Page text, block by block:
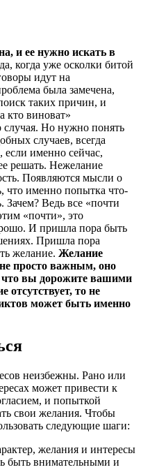
и ее нужно искать в
когда уже осколки битой
идут на
была замечена,
таких причин, и
кто виноват»
случая. Но нужно понять
случаев, всегда
если именно сейчас,
решать. Нежелание
Появляются мысли о
что именно попытка что-
Зачем? Ведь все «почти
«почти», это
И пришла пора быть
Пришла пора
желание. Желание
просто важным, оно
что вы дорожите вашими
то не
может быть именно
неизбежны. Рано или
может привести к
и попыткой
свои желания. Чтобы
следующие шаги:
желания и интересы
быть внимательными и